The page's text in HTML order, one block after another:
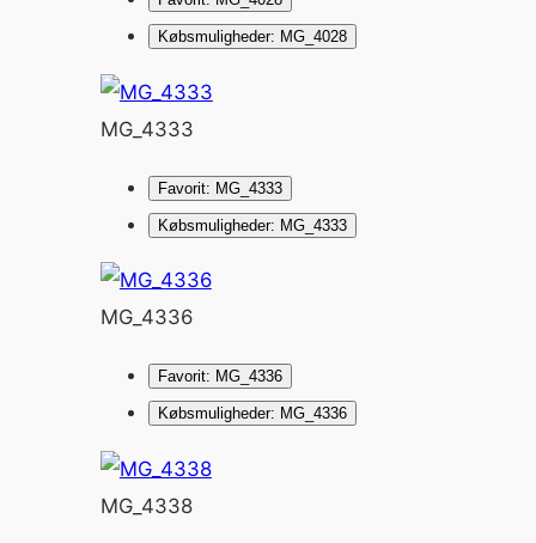
Købsmuligheder: MG_4028
MG_4333
Favorit: MG_4333
Købsmuligheder: MG_4333
MG_4336
Favorit: MG_4336
Købsmuligheder: MG_4336
MG_4338